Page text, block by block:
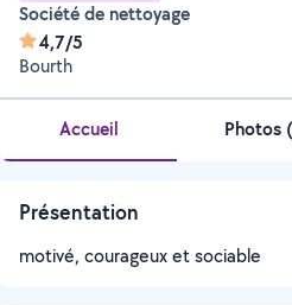
Société de nettoyage
4,7/5
Bourth
Accueil Photos (
Présentation
motivé, courageux et sociable